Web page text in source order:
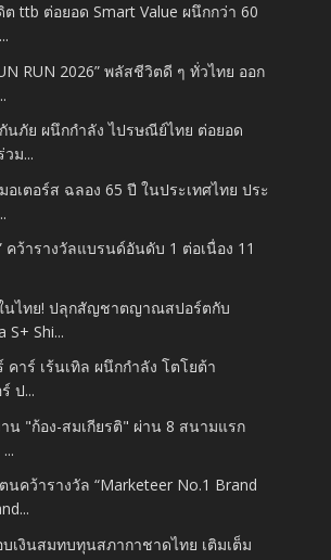
ต ttb ต่อยอด Smart Value ผนึกกว่า 60
RUN 2026” พลัสชีวิตดี ๆ ทั่วไทย ออก
นภัย ผนึกกำลัง ไปรษณีย์ไทย ต่อยอด
ม...
เตอร์ส ฉลอง 65 ปี ในประเทศไทย ประ
คว้ารางวัลแบรนด์อันดับ 1 ต่อเนื่อง 11
นไทย! ปลุกสัญชาตญาณสปอร์ตกับ
S+ Shi...
คาร์ เร้นเทิล ผนึกกำลัง โตโยต้า
ป...
าน "ก้อง-สมเกียรติ" ผ่าน 8 สนามแรก
นคว้ารางวัล “Marketeer No.1 Brand
เงินสมทบทุนสภากาชาดไทย เติมเต็ม